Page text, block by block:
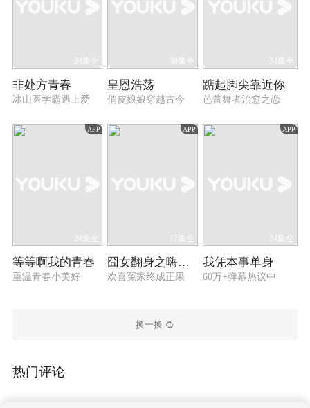
24集全
非处方青春
冰山医学霸遇上爱
39集全
皇恩浩荡
俏皮娘娘穿越古今
24集全
踮起脚尖靠近你
芭蕾舞者治愈之恋
APP
24集全
等等啊我的青春
重温青春小美好
APP
17集全
囧女翻身之嗨如花 第二季
欢喜冤家终成正果
APP
24集全
我凭本事单身
60万+弹幕热议中
换一换
热门评论